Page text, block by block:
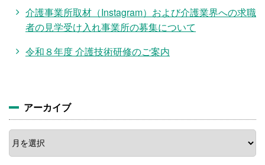
介護事業所取材（Instagram）および介護業界への求職
者の見学受け入れ事業所の募集について
令和８年度 介護技術研修のご案内
アーカイブ
ア
ー
カ